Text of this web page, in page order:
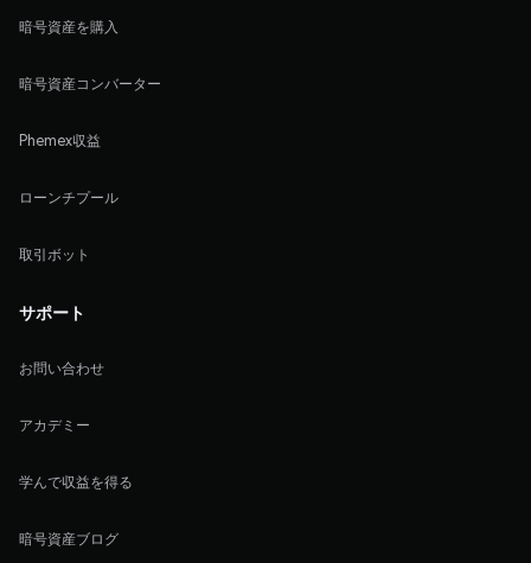
暗号資産を購入
暗号資産コンバーター
Phemex収益
ローンチプール
取引ボット
サポート
お問い合わせ
アカデミー
学んで収益を得る
暗号資産ブログ